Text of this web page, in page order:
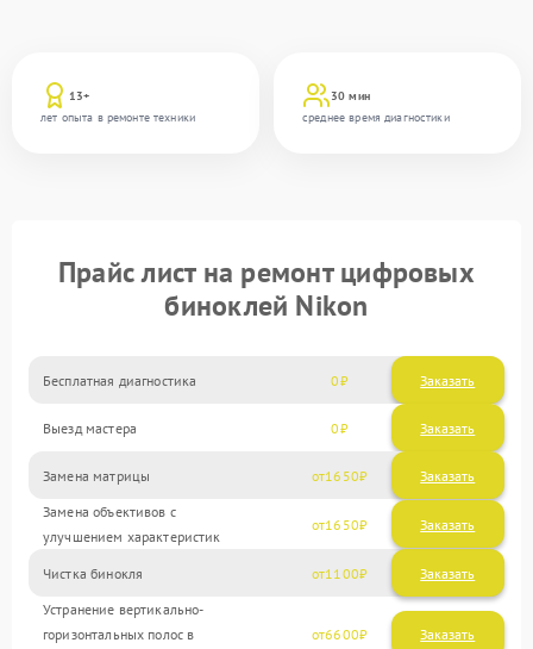
13+
лет опыта в ремонте техники
30 мин
среднее время диагностики
Прайс лист на ремонт цифровых
биноклей Nikon
Бесплатная диагностика 0 Заказать
Выезд мастера 0 Заказать
Замена матрицы 1650
Замена объективов с
улучшением характеристик
1650
Чистка бинокля 1100
Устранение вертикально-
горизонтальных полос в
6600